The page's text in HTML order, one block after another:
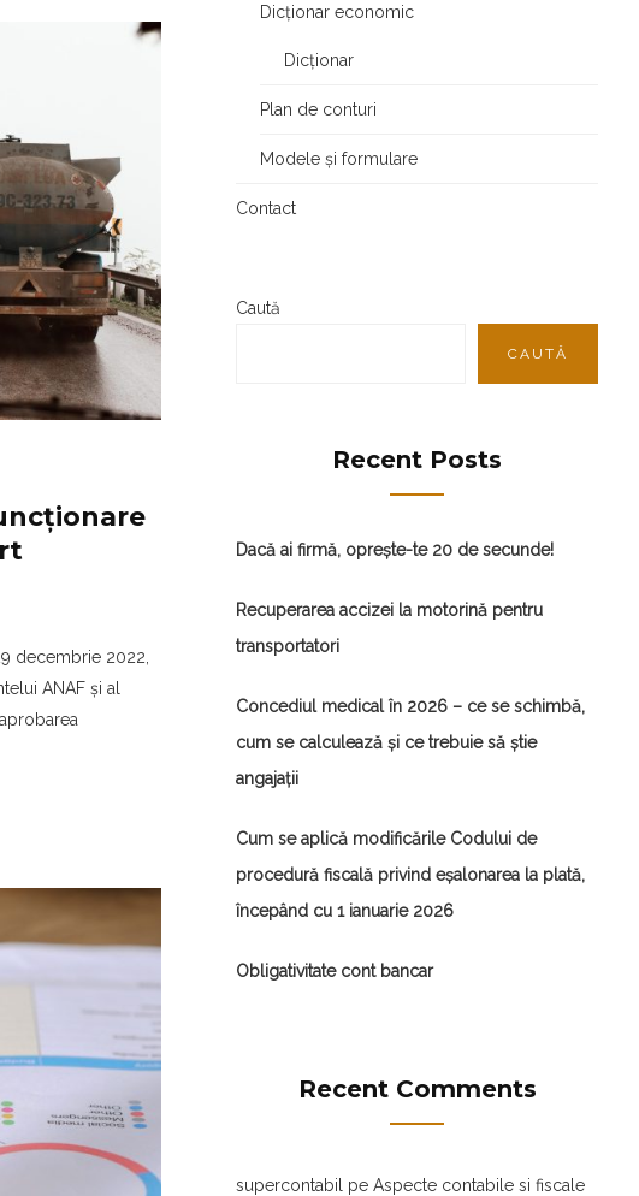
decembrie 2022,
ANAF și al
Dicționar economic
Dicționar
Plan de conturi
Modele și formulare
Contact
Caută
CAUTĂ
Recent Posts
Dacă ai firmă, oprește-te 20 de secunde!
Recuperarea accizei la motorină pentru
transportatori
Concediul medical în 2026 – ce se schimbă,
cum se calculează și ce trebuie să știe
angajații
Cum se aplică modificările Codului de
procedură fiscală privind eșalonarea la plată,
începând cu 1 ianuarie 2026
Obligativitate cont bancar
Recent Comments
supercontabil pe Aspecte contabile si fiscale